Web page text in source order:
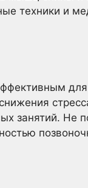
техники и
для
занятий. Не